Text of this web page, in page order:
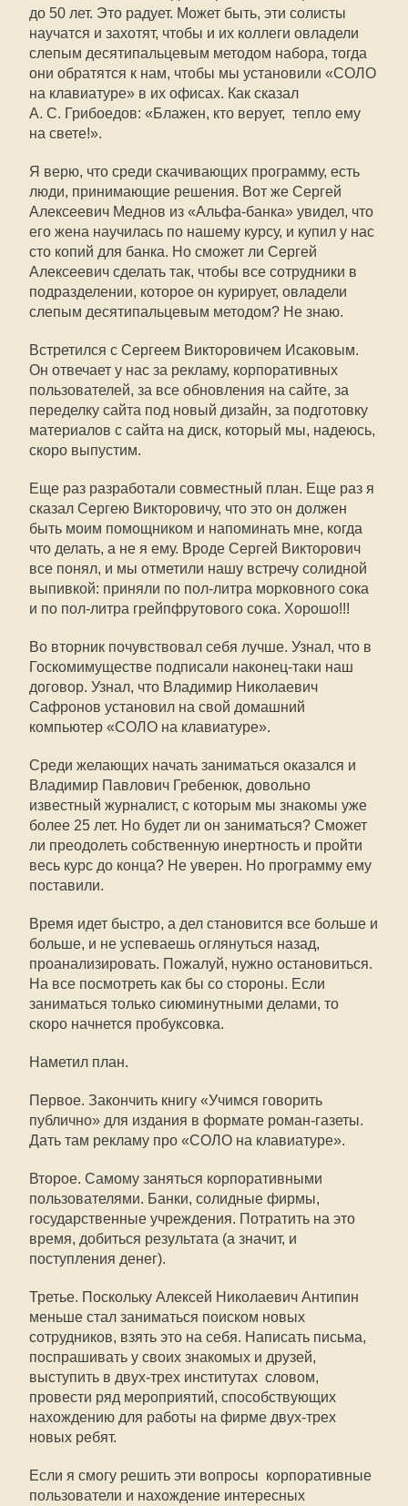
до 50 лет. Это радует. Может быть, эти солисты
научатся и захотят, чтобы и их коллеги овладели
слепым десятипальцевым методом набора, тогда
они обратятся к нам, чтобы мы установили «СОЛО
на клавиатуре» в их офисах. Как сказал
А. С. Грибоедов: «Блажен, кто верует,  тепло ему
на свете!».
Я верю, что среди скачивающих программу, есть
люди, принимающие решения. Вот же Сергей
Алексеевич Меднов из «Альфа-банка» увидел, что
его жена научилась по нашему курсу, и купил у нас
сто копий для банка. Но сможет ли Сергей
Алексеевич сделать так, чтобы все сотрудники в
подразделении, которое он курирует, овладели
слепым десятипальцевым методом? Не знаю.
Встретился с Сергеем Викторовичем Исаковым.
Он отвечает у нас за рекламу, корпоративных
пользователей, за все обновления на сайте, за
переделку сайта под новый дизайн, за подготовку
материалов с сайта на диск, который мы, надеюсь,
скоро выпустим.
Еще раз разработали совместный план. Еще раз я
сказал Сергею Викторовичу, что это он должен
быть моим помощником и напоминать мне, когда
что делать, а не я ему. Вроде Сергей Викторович
все понял, и мы отметили нашу встречу солидной
выпивкой: приняли по пол-литра морковного сока
и по пол-литра грейпфрутового сока. Хорошо!!!
Во вторник почувствовал себя лучше. Узнал, что в
Госкомимуществе подписали наконец-таки наш
договор. Узнал, что Владимир Николаевич
Сафронов установил на свой домашний
компьютер «СОЛО на клавиатуре».
Среди желающих начать заниматься оказался и
Владимир Павлович Гребенюк, довольно
известный журналист, с которым мы знакомы уже
более 25 лет. Но будет ли он заниматься? Сможет
ли преодолеть собственную инертность и пройти
весь курс до конца? Не уверен. Но программу ему
поставили.
Время идет быстро, а дел становится все больше и
больше, и не успеваешь оглянуться назад,
проанализировать. Пожалуй, нужно остановиться.
На все посмотреть как бы со стороны. Если
заниматься только сиюминутными делами, то
скоро начнется пробуксовка.
Наметил план.
Первое. Закончить книгу «Учимся говорить
публично» для издания в формате роман-газеты.
Дать там рекламу про «СОЛО на клавиатуре».
Второе. Самому заняться корпоративными
пользователями. Банки, солидные фирмы,
государственные учреждения. Потратить на это
время, добиться результата (а значит, и
поступления денег).
Третье. Поскольку Алексей Николаевич Антипин
меньше стал заниматься поиском новых
сотрудников, взять это на себя. Написать письма,
поспрашивать у своих знакомых и друзей,
выступить в двух-трех институтах  словом,
провести ряд мероприятий, способствующих
нахождению для работы на фирме двух-трех
новых ребят.
Если я смогу решить эти вопросы  корпоративные
пользователи и нахождение интересных